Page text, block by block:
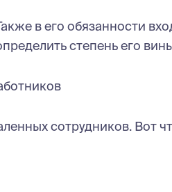
в его обязанности
степень его
сотрудников. Вот